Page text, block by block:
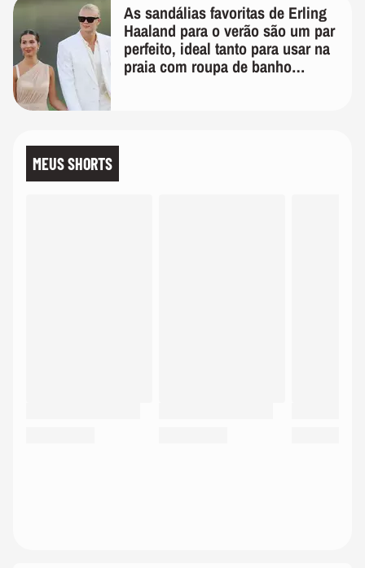
As sandálias favoritas de Erling
Haaland para o verão são um par
perfeito, ideal tanto para usar na
praia com roupa de banho
MEUS SHORTS